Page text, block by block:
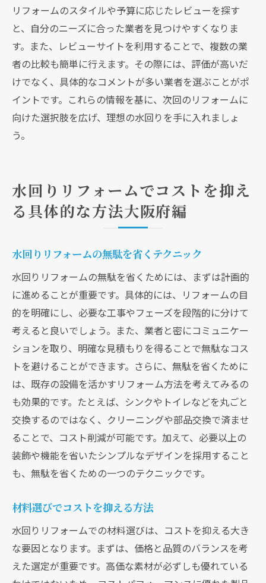
リフォームのスタイルや予算に応じたレビューを探す
と、自分のニーズに合った業者を見つけやすくなりま
す。また、レビューサイトを利用することで、複数の業
者の比較も簡単に行えます。その際には、評価が高いだ
けでなく、具体的なコメントが多い業者を選ぶことがポ
イントです。これらの情報を基に、次回のリフォームに
向けた選択肢を広げ、理想の水回りを手に入れましょ
う。
水回りリフォームでコストを抑え
る具体的な方法大阪府編
水回りリフォームの無駄を省くテクニック
水回りリフォームの無駄を省くためには、まずは計画的
に進めることが重要です。具体的には、リフォームの目
的を明確にし、必要な工事やフェーズを段階的に分けて
考えると良いでしょう。また、業者と密にコミュニケー
ションを取り、明確な見積もりを得ることで無駄なコス
トを避けることができます。さらに、無駄を省くために
は、既存の設備を活かすリフォーム方法を考えてみるの
も効果的です。たとえば、シンクやトイレなどを丸ごと
交換するのではなく、クリーニングや部品交換で済ませ
ることで、コスト削減が可能です。加えて、必要以上の
装飾や機能を省いたシンプルなデザインを採用すること
も、無駄を省くための一つのテクニックです。
材料選びでコストを抑える方法
水回りリフォームでの材料選びは、コストを抑える大き
な要因となります。まずは、価格と品質のバランスを考
えた選定が重要です。高価な素材が必ずしも優れている